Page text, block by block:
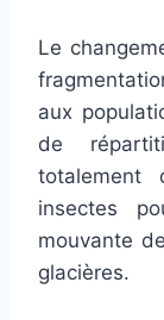
Le
aux
de
totalement
insectes
mouvante
glacières.